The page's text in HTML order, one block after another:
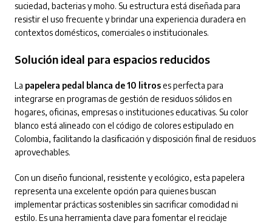
suciedad, bacterias y moho. Su estructura está diseñada para
resistir el uso frecuente y brindar una experiencia duradera en
contextos domésticos, comerciales o institucionales.
Solución ideal para espacios reducidos
La papelera pedal blanca de 10 litroses perfecta para
integrarse en programas de gestión de residuos sólidos en
hogares, oficinas, empresas o instituciones educativas. Su color
blanco está alineado con el código de colores estipulado en
Colombia, facilitando la clasificación y disposición final de residuos
aprovechables.
Con un diseño funcional, resistente y ecológico, esta papelera
representa una excelente opción para quienes buscan
implementar prácticas sostenibles sin sacrificar comodidad ni
estilo. Es una herramienta clave para fomentar el reciclaje